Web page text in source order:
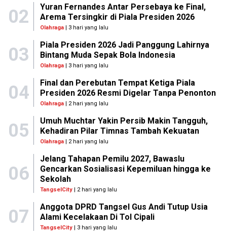
02
Yuran Fernandes Antar Persebaya ke Final,
Arema Tersingkir di Piala Presiden 2026
Olahraga| 3 hari yang lalu
03
Piala Presiden 2026 Jadi Panggung Lahirnya
Bintang Muda Sepak Bola Indonesia
Olahraga| 3 hari yang lalu
04
Final dan Perebutan Tempat Ketiga Piala
Presiden 2026 Resmi Digelar Tanpa Penonton
Olahraga| 2 hari yang lalu
05
Umuh Muchtar Yakin Persib Makin Tangguh,
Kehadiran Pilar Timnas Tambah Kekuatan
Olahraga| 2 hari yang lalu
06
Jelang Tahapan Pemilu 2027, Bawaslu
Gencarkan Sosialisasi Kepemiluan hingga ke
Sekolah
TangselCity| 2 hari yang lalu
07
Anggota DPRD Tangsel Gus Andi Tutup Usia
Alami Kecelakaan Di Tol Cipali
TangselCity| 3 hari yang lalu